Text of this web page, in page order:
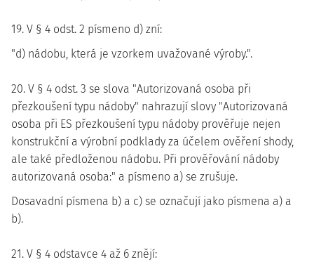
19. V § 4 odst. 2 písmeno d) zní:
"d) nádobu, která je vzorkem uvažované výroby.".
20. V § 4 odst. 3 se slova "Autorizovaná osoba při
přezkoušení typu nádoby" nahrazují slovy "Autorizovaná
osoba při ES přezkoušení typu nádoby prověřuje nejen
konstrukční a výrobní podklady za účelem ověření shody,
ale také předloženou nádobu. Při prověřování nádoby
autorizovaná osoba:" a písmeno a) se zrušuje.
Dosavadní písmena b) a c) se označují jako písmena a) a
b).
21. V § 4 odstavce 4 až 6 znějí: